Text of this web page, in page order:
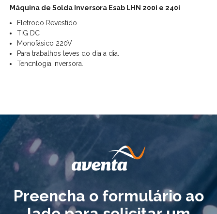
Máquina de Solda Inversora Esab LHN 200i e 240i
Eletrodo Revestido
TIG DC
Monofásico 220V
Para trabalhos leves do dia a dia.
Tencnlogia Inversora.
Preencha o formulário ao